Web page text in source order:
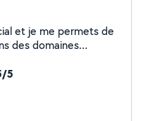
et je me permets de
des domaines
et du bricolage,
de
5